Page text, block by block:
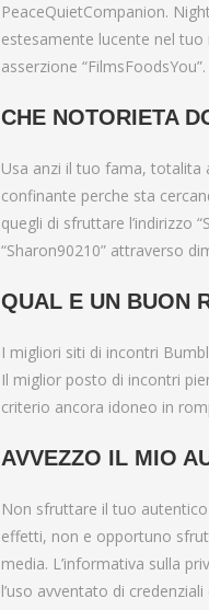
PeaceQuietCompanion.
estesamente lucente nel
asserzione
CHE NOTORIETA
Usa anzi il tuo fama, totalita
confinante perche sta
quegli di sfruttare l’indirizzo
“Sharon90210” attraverso
QUAL E UN BUON
I migliori siti di incontri
Il miglior posto di incontri
criterio ancora idoneo in
AVVEZZO IL MIO
Non sfruttare il tuo
effetti, non e opportuno
media. L’informativa sulla
l’uso avventato di